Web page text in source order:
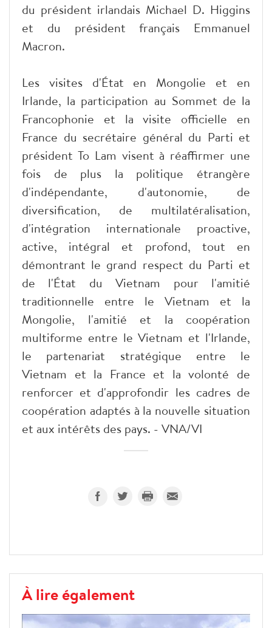
du président irlandais Michael D. Higgins
et du président français Emmanuel
Macron.
Les visites d'État en Mongolie et en
Irlande, la participation au Sommet de la
Francophonie et la visite officielle en
France du secrétaire général du Parti et
président To Lam visent à réaffirmer une
fois de plus la politique étrangère
d'indépendante, d'autonomie, de
diversification, de multilatéralisation,
d'intégration internationale proactive,
active, intégral et profond, tout en
démontrant le grand respect du Parti et
de l'État du Vietnam pour l'amitié
traditionnelle entre le Vietnam et la
Mongolie, l'amitié et la coopération
multiforme entre le Vietnam et l'Irlande,
le partenariat stratégique entre le
Vietnam et la France et la volonté de
renforcer et d'approfondir les cadres de
coopération adaptés à la nouvelle situation
et aux intérêts des pays. - VNA/VI
À lire également